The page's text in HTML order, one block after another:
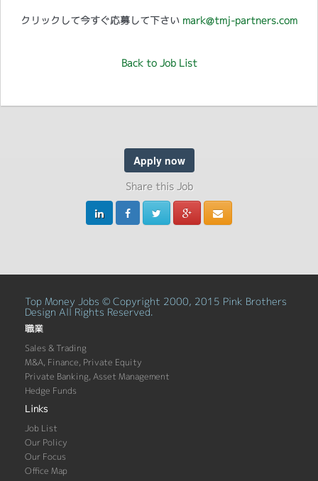
クリックして今すぐ応募して下さい mark@tmj-partners.com
Back to Job List
Apply now
Share this Job
Top Money Jobs © Copyright 2000, 2015 Pink Brothers
Design All Rights Reserved.
職業
Sales & Trading
M&A, Finance, Private Equity
Private Banking, Asset Management
Hedge Funds
Links
Job List
Our Policy
Our Focus
Office Map